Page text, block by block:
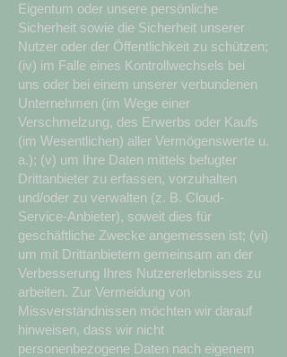
Eigentum oder unsere persönliche
Sicherheit sowie die Sicherheit unserer
Nutzer oder der Öffentlichkeit zu schützen;
(iv) im Falle eines Kontrollwechsels bei
uns oder bei einem unserer verbundenen
Unternehmen (im Wege einer
Verschmelzung, des Erwerbs oder Kaufs
(im Wesentlichen) aller Vermögenswerte u.
a.); (v) um Ihre Daten mittels befugter
Drittanbieter zu erfassen, vorzuhalten
und/oder zu verwalten (z. B. Cloud-
Service-Anbieter), soweit dies für
geschäftliche Zwecke angemessen ist; (vi)
um mit Drittanbietern gemeinsam an der
Verbesserung Ihres Nutzererlebnisses zu
arbeiten. Zur Vermeidung von
Missverständnissen möchten wir darauf
hinweisen, dass wir nicht
personenbezogene Daten nach eigenem